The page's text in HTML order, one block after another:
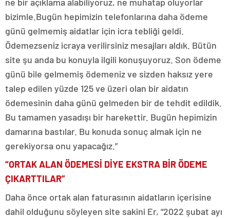
bizimle.Bugün hepimizin telefonlarına daha ödeme
günü gelmemiş aidatlar için icra tebliği geldi.
Ödemezseniz icraya verilirsiniz mesajları aldık. Bütün
site şu anda bu konuyla ilgili konuşuyoruz. Son ödeme
günü bile gelmemiş ödemeniz ve sizden haksız yere
talep edilen yüzde 125 ve üzeri olan bir aidatın
ödemesinin daha günü gelmeden bir de tehdit edildik.
Bu tamamen yasadışı bir harekettir. Bugün hepimizin
damarına bastılar. Bu konuda sonuç almak için ne
gerekiyorsa onu yapacağız.”
“ORTAK ALAN ÖDEMESİ DİYE EKSTRA BİR ÖDEME
ÇIKARTTILAR”
Daha önce ortak alan faturasının aidatların içerisine
dahil olduğunu söyleyen site sakini Er, “2022 şubat ayı